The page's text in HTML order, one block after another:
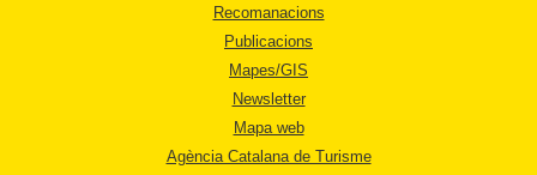
Recomanacions
Publicacions
Mapes/GIS
Newsletter
Mapa web
Agència Catalana de Turisme